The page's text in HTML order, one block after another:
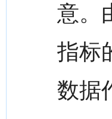
意。
指标
数据